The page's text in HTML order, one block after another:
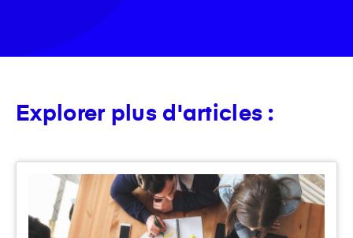
Explorer plus d'articles :